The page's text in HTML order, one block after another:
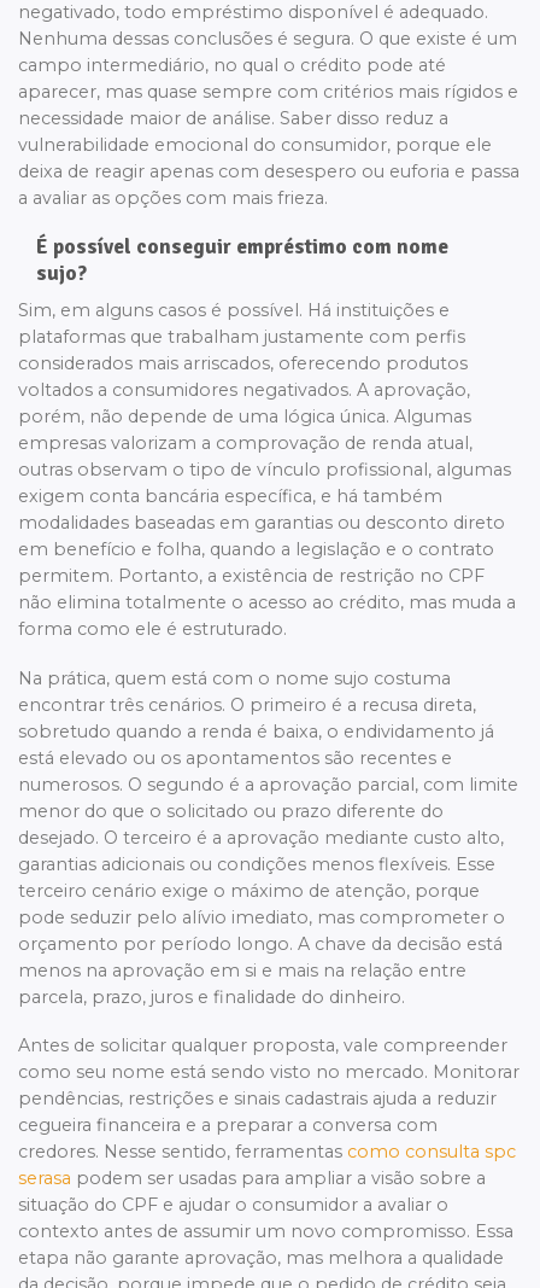
negativado, todo empréstimo disponível é adequado.
Nenhuma dessas conclusões é segura. O que existe é um
campo intermediário, no qual o crédito pode até
aparecer, mas quase sempre com critérios mais rígidos e
necessidade maior de análise. Saber disso reduz a
vulnerabilidade emocional do consumidor, porque ele
deixa de reagir apenas com desespero ou euforia e passa
a avaliar as opções com mais frieza.
É possível conseguir empréstimo com nome
sujo?
Sim, em alguns casos é possível. Há instituições e
plataformas que trabalham justamente com perfis
considerados mais arriscados, oferecendo produtos
voltados a consumidores negativados. A aprovação,
porém, não depende de uma lógica única. Algumas
empresas valorizam a comprovação de renda atual,
outras observam o tipo de vínculo profissional, algumas
exigem conta bancária específica, e há também
modalidades baseadas em garantias ou desconto direto
em benefício e folha, quando a legislação e o contrato
permitem. Portanto, a existência de restrição no CPF
não elimina totalmente o acesso ao crédito, mas muda a
forma como ele é estruturado.
Na prática, quem está com o nome sujo costuma
encontrar três cenários. O primeiro é a recusa direta,
sobretudo quando a renda é baixa, o endividamento já
está elevado ou os apontamentos são recentes e
numerosos. O segundo é a aprovação parcial, com limite
menor do que o solicitado ou prazo diferente do
desejado. O terceiro é a aprovação mediante custo alto,
garantias adicionais ou condições menos flexíveis. Esse
terceiro cenário exige o máximo de atenção, porque
pode seduzir pelo alívio imediato, mas comprometer o
orçamento por período longo. A chave da decisão está
menos na aprovação em si e mais na relação entre
parcela, prazo, juros e finalidade do dinheiro.
Antes de solicitar qualquer proposta, vale compreender
como seu nome está sendo visto no mercado. Monitorar
pendências, restrições e sinais cadastrais ajuda a reduzir
cegueira financeira e a preparar a conversa com
credores. Nesse sentido, ferramentas como consulta spc
serasa podem ser usadas para ampliar a visão sobre a
situação do CPF e ajudar o consumidor a avaliar o
contexto antes de assumir um novo compromisso. Essa
etapa não garante aprovação, mas melhora a qualidade